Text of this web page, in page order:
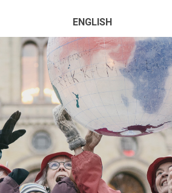
ENGLISH